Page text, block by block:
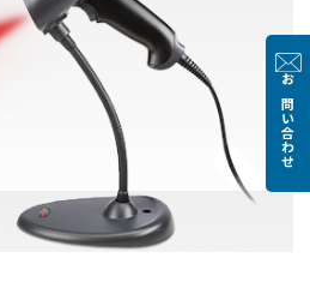
お問い合わせ